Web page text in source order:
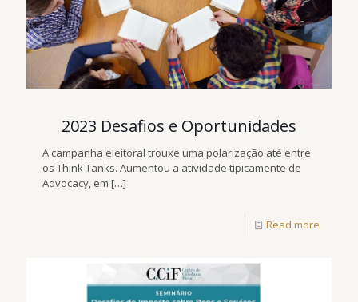
2023 Desafios e Oportunidades
A campanha eleitoral trouxe uma polarização até entre
os Think Tanks. Aumentou a atividade tipicamente de
Advocacy, em […]
Read more